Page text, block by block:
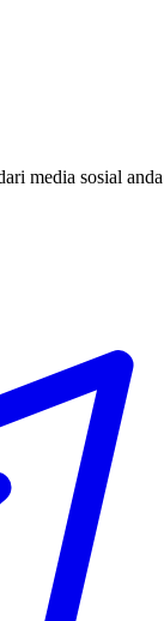
media sosial anda